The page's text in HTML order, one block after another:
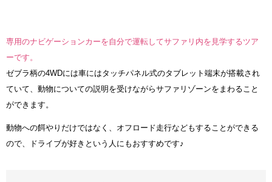
専用のナビゲーションカーを自分で運転してサファリ内を見学するツア
ーです。
ゼブラ柄の4WDには車にはタッチパネル式のタブレット端末が搭載され
ていて、動物についての説明を受けながらサファリゾーンをまわること
ができます。
動物への餌やりだけではなく、オフロード走行などもすることができる
ので、ドライブが好きという人にもおすすめです♪